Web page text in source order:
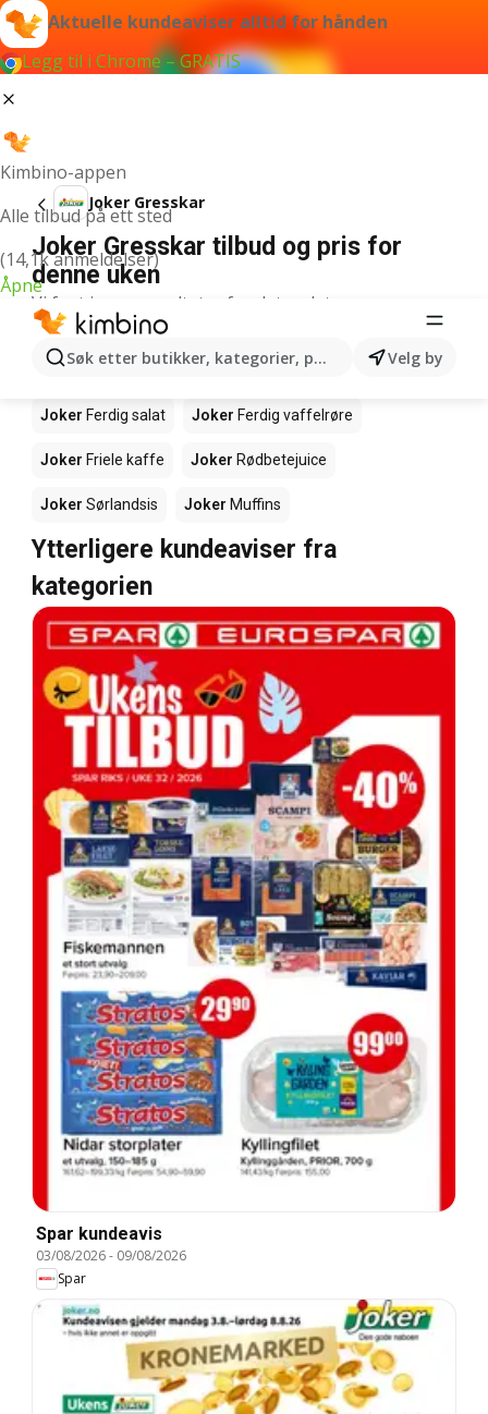
Aktuelle kundeaviser alltid for hånden
Legg til i Chrome – GRATIS
Kimbino-appen
Alle tilbud på ett sted
(14,1k anmeldelser)
Åpne
Søk etter butikker, kategorier, produkter...Velg by
Joker Gresskar
Joker Gresskar tilbud og pris for
denne uken
Vi fant ingen resultater for det ordet.
Andre produkter i butikkene Joker
Joker Joker Makrell i tomat
Joker Ferdig salat Joker Ferdig vaffelrøre
Joker Friele kaffe Joker Rødbetejuice
Joker Sørlandsis Joker Muffins
Ytterligere kundeaviser fra
kategorien
Spar kundeavis
03/08/2026- 09/08/2026
Spar